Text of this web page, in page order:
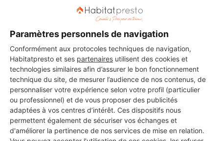
Paramètres personnels de navigation
Conformément aux protocoles techniques de navigation,
Habitatpresto et ses partenaires utilisent des cookies et
technologies similaires afin d’assurer le bon fonctionnement
technique du site, de mesurer l’audience de nos contenus, de
personnaliser votre expérience selon votre profil (particulier
ou professionnel) et de vous proposer des publicités
adaptées à vos centres d’intérêt. Ces dispositifs nous
permettent également de sécuriser vos échanges et
d'améliorer la pertinence de nos services de mise en relation.
Saint-Jean-de-Braye
6 ans d'expérience
Voir sa fiche
MONSIEUR IBRAHIM AHARCHI
Saint-Jean-de-Braye
7 ans d'expérience